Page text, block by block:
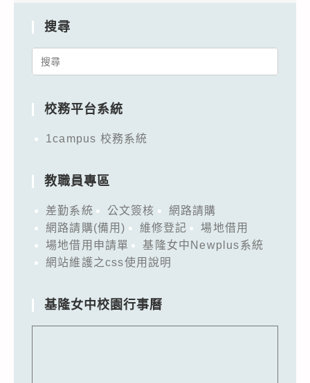
搜尋
Search
校務平台系統
1campus 校務系統
教職員專區
差勤系統 公文簽核
網路請購
網路請購(備用)
維修登記
場地借用
場地借用申請單
基隆女中Newplus系統
網站維護之css使用說明
基隆女中校園行事曆